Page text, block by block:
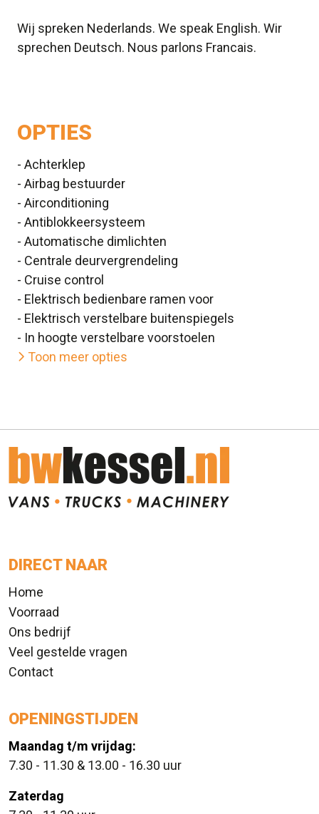
Wij spreken Nederlands. We speak English. Wir
sprechen Deutsch. Nous parlons Francais.
OPTIES
- Achterklep
- Airbag bestuurder
- Airconditioning
- Antiblokkeersysteem
- Automatische dimlichten
- Centrale deurvergrendeling
- Cruise control
- Elektrisch bedienbare ramen voor
- Elektrisch verstelbare buitenspiegels
- In hoogte verstelbare voorstoelen
Toon meer opties
DIRECT NAAR
Home
Voorraad
Ons bedrijf
Veel gestelde vragen
Contact
OPENINGSTIJDEN
Maandag t/m vrijdag:
7.30 - 11.30 & 13.00 - 16.30 uur
Zaterdag